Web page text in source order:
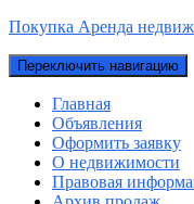
Покупка Аренда
Переключить навигацию
Главная
Объявления
Оформить заявку
О недвижимости
Правовая